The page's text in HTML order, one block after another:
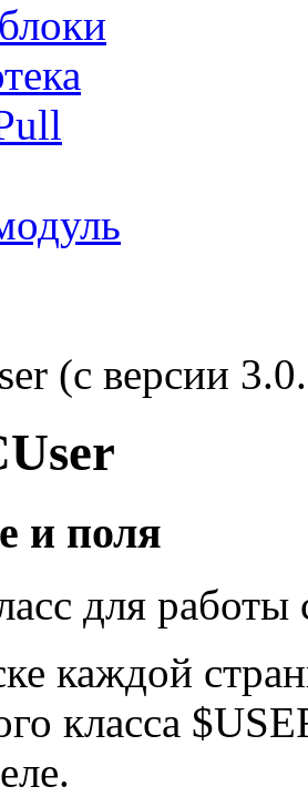
(с версии
и поля
для работы
каждой
класса